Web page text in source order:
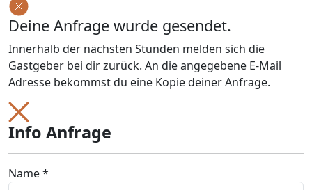
Deine Anfrage wurde gesendet.
Innerhalb der nächsten Stunden melden sich die
Gastgeber bei dir zurück. An die angegebene E-Mail
Adresse bekommst du eine Kopie deiner Anfrage.
Info Anfrage
Name *